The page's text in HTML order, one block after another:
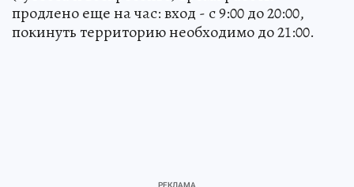
продлено еще на час: вход - с 9:00 до 20:00,
покинуть территорию необходимо до 21:00.